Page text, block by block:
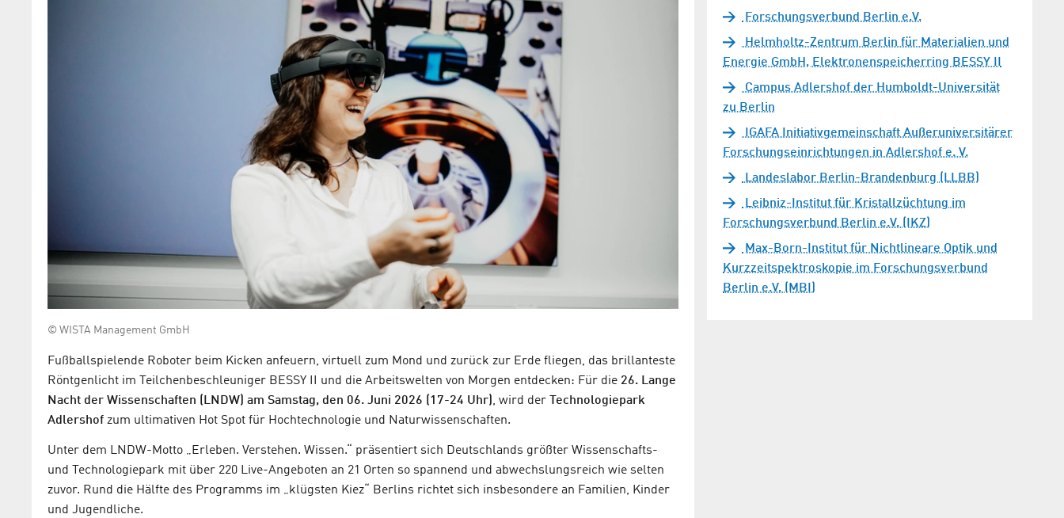
© WISTA Management GmbH
Fußballspielende Roboter beim Kicken anfeuern, virtuell zum Mond und zurück zur Erde fliegen, das brillanteste
Röntgenlicht im Teilchenbeschleuniger BESSY II und die Arbeitswelten von Morgen entdecken: Für die 26. Lange
Nacht der Wissenschaften (LNDW) am Samstag, den 06. Juni 2026 (17-24 Uhr), wird der Technologiepark
Adlershof zum ultimativen Hot Spot für Hochtechnologie und Naturwissenschaften.
Unter dem LNDW-Motto „Erleben. Verstehen. Wissen.“ präsentiert sich Deutschlands größter Wissenschafts-
und Technologiepark mit über 220 Live-Angeboten an 21 Orten so spannend und abwechslungsreich wie selten
zuvor. Rund die Hälfte des Programms im „klügsten Kiez“ Berlins richtet sich insbesondere an Familien, Kinder
und Jugendliche.
Forschungsverbund Berlin e.V.
Helmholtz-Zentrum Berlin für Materialien und
Energie GmbH, Elektronenspeicherring BESSY II
Campus Adlershof der Humboldt-Universität
zu Berlin
IGAFA Initiativgemeinschaft Außeruniversitärer
Forschungseinrichtungen in Adlershof e. V.
Landeslabor Berlin-Brandenburg (LLBB)
Leibniz-Institut für Kristallzüchtung im
Forschungsverbund Berlin e.V. (IKZ)
Max-Born-Institut für Nichtlineare Optik und
Kurzzeitspektroskopie im Forschungsverbund
Berlin e.V. (MBI)